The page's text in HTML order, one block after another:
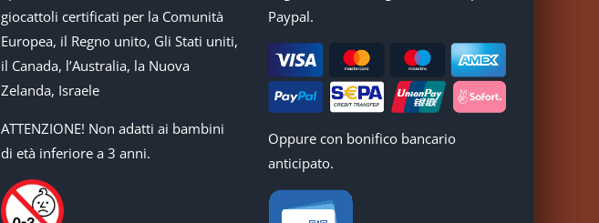
giocattoli certificati per la Comunità
Europea, il Regno unito, Gli Stati uniti,
il Canada, l’Australia, la Nuova
Zelanda, Israele
ATTENZIONE! Non adatti ai bambini
di età inferiore a 3 anni.
Paypal.
Oppure con bonifico bancario
anticipato.